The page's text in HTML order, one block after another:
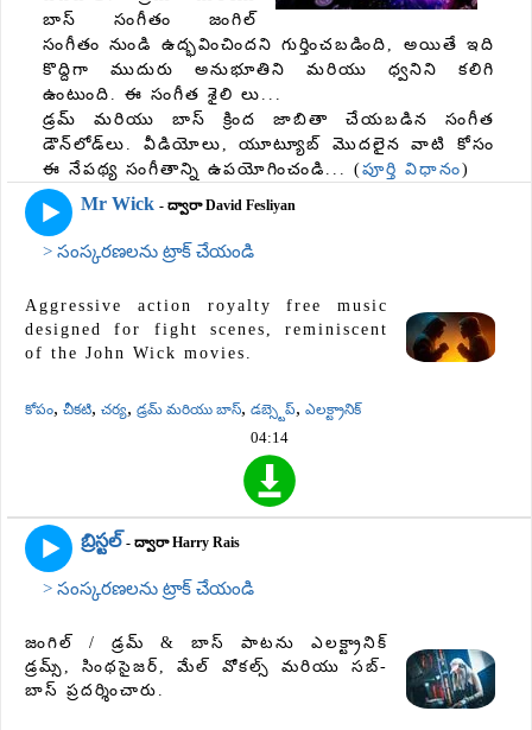
బాస్ సంగీతం జంగిల్
సంగీతం నుండి ఉద్భవించిందని గుర్తించబడింది, అయితే ఇది
కొద్దిగా ముదురు అనుభూతిని మరియు ధ్వనిని కలిగి
ఉంటుంది. ఈ సంగీత శైలి లు...
డ్రమ్ మరియు బాస్ క్రింద జాబితా చేయబడిన సంగీత
డౌన్‌లోడ్‌లు. వీడియోలు, యూట్యూబ్ మొదలైన వాటి కోసం
ఈ నేపథ్య సంగీతాన్ని ఉపయోగించండి... (పూర్తి విధానం)
Mr Wick - ద్వారా David Fesliyan
> సంస్కరణలను ట్రాక్ చేయండి
Aggressive action royalty free music
designed for fight scenes, reminiscent
of the John Wick movies.
కోపం, చీకటి, చర్య, డ్రమ్ మరియు బాస్, డబ్స్టెప్, ఎలక్ట్రానిక్
04:14
బ్రిస్టల్ - ద్వారా Harry Rais
> సంస్కరణలను ట్రాక్ చేయండి
జంగిల్ / డ్రమ్ & బాస్ పాటను ఎలక్ట్రానిక్
డ్రమ్స్, సింథసైజర్, మేల్ వోకల్స్ మరియు సబ్-
బాస్ ప్రదర్శించారు.